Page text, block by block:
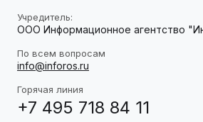
Учредитель:
ООО Информационное агентство
По всем вопросам
info@inforos.ru
Горячая линия
+7 495 718 84 11